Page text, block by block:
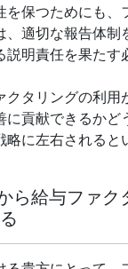
を保つためにも、
、適切な報告体制
説明責任を果たす
クタリングの利用
に貢献できるかど
略に左右されると
ら給与ファク